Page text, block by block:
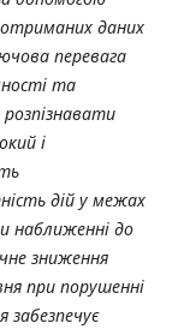
даних
перевага
та
і
дій у межах
наближенні до
зниження
при порушенні
забезпечує